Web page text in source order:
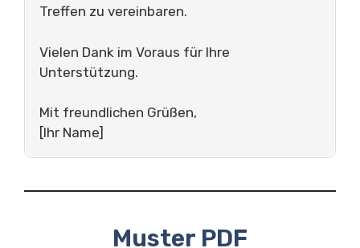
Treffen zu vereinbaren.
Vielen Dank im Voraus für Ihre
Unterstützung.
Mit freundlichen Grüßen,
[Ihr Name]
Muster PDF